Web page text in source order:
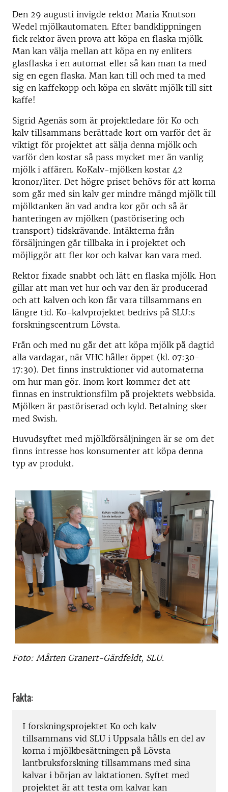
Den 29 augusti invigde rektor Maria Knutson
Wedel mjölkautomaten. Efter bandklippningen
fick rektor även prova att köpa en flaska mjölk.
Man kan välja mellan att köpa en ny enliters
glasflaska i en automat eller så kan man ta med
sig en egen flaska. Man kan till och med ta med
sig en kaffekopp och köpa en skvätt mjölk till sitt
kaffe!
Sigrid Agenäs som är projektledare för Ko och
kalv tillsammans berättade kort om varför det är
viktigt för projektet att sälja denna mjölk och
varför den kostar så pass mycket mer än vanlig
mjölk i affären. KoKalv-mjölken kostar 42
kronor/liter. Det högre priset behövs för att korna
som går med sin kalv ger mindre mängd mjölk till
mjölktanken än vad andra kor gör och så är
hanteringen av mjölken (pastörisering och
transport) tidskrävande. Intäkterna från
försäljningen går tillbaka in i projektet och
möjliggör att fler kor och kalvar kan vara med.
Rektor fixade snabbt och lätt en flaska mjölk. Hon
gillar att man vet hur och var den är producerad
och att kalven och kon får vara tillsammans en
längre tid. Ko-kalvprojektet bedrivs på SLU:s
forskningscentrum Lövsta.
Från och med nu går det att köpa mjölk på dagtid
alla vardagar, när VHC håller öppet (kl. 07:30-
17:30). Det finns instruktioner vid automaterna
om hur man gör. Inom kort kommer det att
finnas en instruktionsfilm på projektets webbsida.
Mjölken är pastöriserad och kyld. Betalning sker
med Swish.
Huvudsyftet med mjölkförsäljningen är se om det
finns intresse hos konsumenter att köpa denna
typ av produkt.
Foto: Mårten Granert-Gärdfeldt, SLU.
Fakta:
I forskningsprojektet Ko och kalv
tillsammans vid SLU i Uppsala hålls en del av
korna i mjölkbesättningen på Lövsta
lantbruksforskning tillsammans med sina
kalvar i början av laktationen. Syftet med
projektet är att testa om kalvar kan